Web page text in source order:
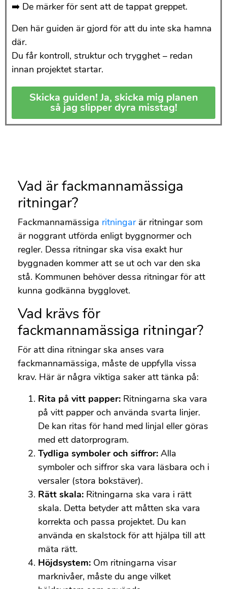
➡️ De märker för sent att de tappat greppet.
Den här guiden är gjord för att du inte ska hamna
där.
Du får kontroll, struktur och trygghet – redan
innan projektet startar.
Skicka guiden! Ja, skicka mig planen
så jag slipper dyra misstag!
Vad är fackmannamässiga
ritningar?
Fackmannamässiga ritningarär ritningar som
är noggrant utförda enligt byggnormer och
regler. Dessa ritningar ska visa exakt hur
byggnaden kommer att se ut och var den ska
stå. Kommunen behöver dessa ritningar för att
kunna godkänna bygglovet.
Vad krävs för
fackmannamässiga ritningar?
För att dina ritningar ska anses vara
fackmannamässiga, måste de uppfylla vissa
krav. Här är några viktiga saker att tänka på:
Rita på vitt papper: Ritningarna ska vara
på vitt papper och använda svarta linjer.
De kan ritas för hand med linjal eller göras
med ett datorprogram.
Tydliga symboler och siffror: Alla
symboler och siffror ska vara läsbara och i
versaler (stora bokstäver).
Rätt skala: Ritningarna ska vara i rätt
skala. Detta betyder att måtten ska vara
korrekta och passa projektet. Du kan
använda en skalstock för att hjälpa till att
mäta rätt.
Höjdsystem: Om ritningarna visar
marknivåer, måste du ange vilket